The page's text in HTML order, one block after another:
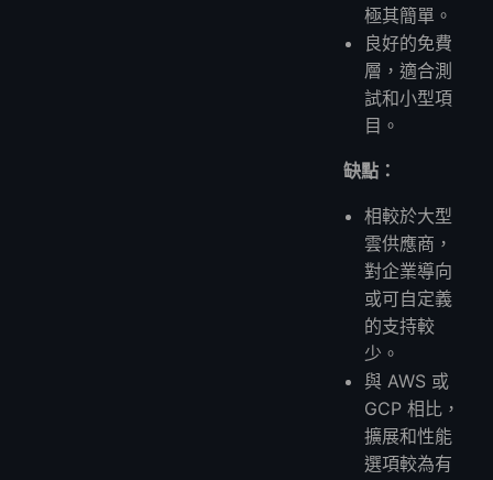
極其簡單。
良好的免費
層，適合測
試和小型項
目。
缺點：
相較於大型
雲供應商，
對企業導向
或可自定義
的支持較
少。
與 AWS 或
GCP 相比，
擴展和性能
選項較為有